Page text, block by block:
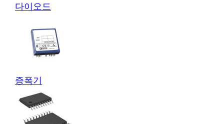
다이오드
증폭기